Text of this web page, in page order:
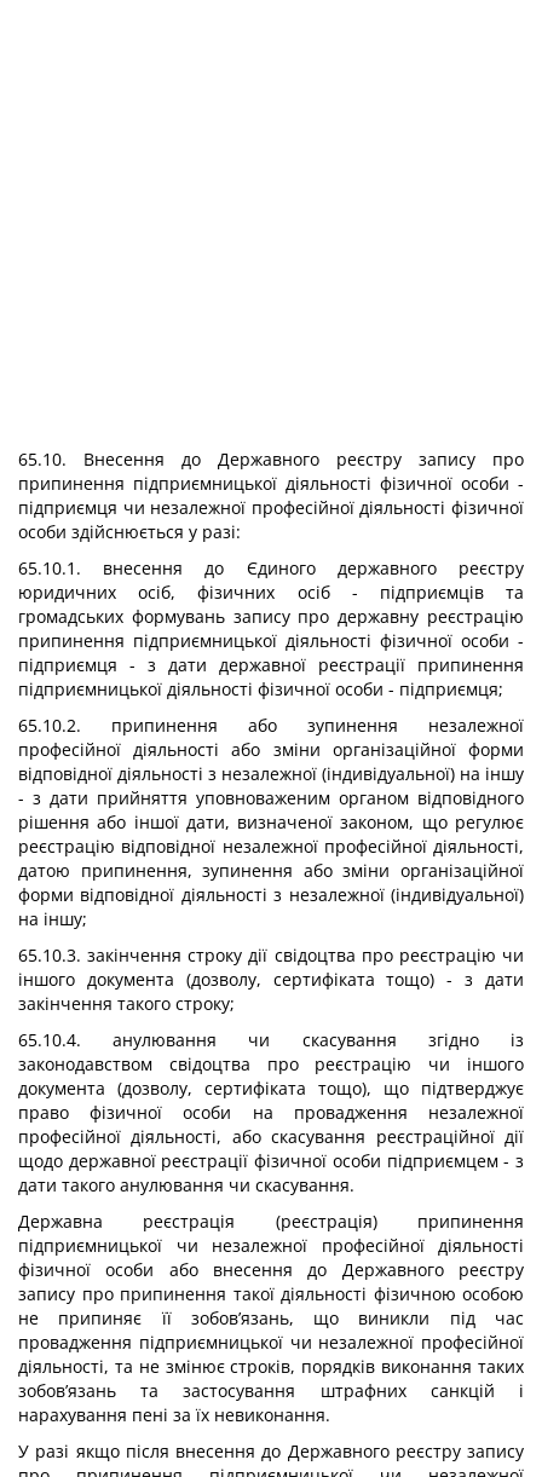
65.10. Внесення до Державного реєстру запису про
припинення підприємницької діяльності фізичної особи -
підприємця чи незалежної професійної діяльності фізичної
особи здійснюється у разі:
65.10.1. внесення до Єдиного державного реєстру
юридичних осіб, фізичних осіб - підприємців та
громадських формувань запису про державну реєстрацію
припинення підприємницької діяльності фізичної особи -
підприємця - з дати державної реєстрації припинення
підприємницької діяльності фізичної особи - підприємця;
65.10.2. припинення або зупинення незалежної
професійної діяльності або зміни організаційної форми
відповідної діяльності з незалежної (індивідуальної) на іншу
- з дати прийняття уповноваженим органом відповідного
рішення або іншої дати, визначеної законом, що регулює
реєстрацію відповідної незалежної професійної діяльності,
датою припинення, зупинення або зміни організаційної
форми відповідної діяльності з незалежної (індивідуальної)
на іншу;
65.10.3. закінчення строку дії свідоцтва про реєстрацію чи
іншого документа (дозволу, сертифіката тощо) - з дати
закінчення такого строку;
65.10.4. анулювання чи скасування згідно із
законодавством свідоцтва про реєстрацію чи іншого
документа (дозволу, сертифіката тощо), що підтверджує
право фізичної особи на провадження незалежної
професійної діяльності, або скасування реєстраційної дії
щодо державної реєстрації фізичної особи підприємцем - з
дати такого анулювання чи скасування.
Державна реєстрація (реєстрація) припинення
підприємницької чи незалежної професійної діяльності
фізичної особи або внесення до Державного реєстру
запису про припинення такої діяльності фізичною особою
не припиняє її зобов’язань, що виникли під час
провадження підприємницької чи незалежної професійної
діяльності, та не змінює строків, порядків виконання таких
зобов’язань та застосування штрафних санкцій і
нарахування пені за їх невиконання.
У разі якщо після внесення до Державного реєстру запису